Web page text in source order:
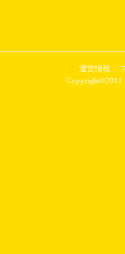
運営情報
Copyright©2011